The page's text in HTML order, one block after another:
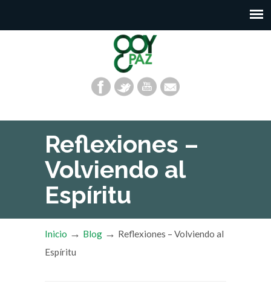
Reflexiones –
Volviendo al
Espíritu
Inicio → Blog → Reflexiones – Volviendo al
Espíritu